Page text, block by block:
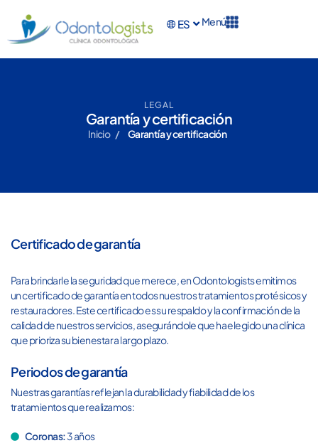
ES
EN Menú
LEGAL
Garantía y certificación
Inicio / Garantía y certificación
Certificado de garantía
Para brindarle la seguridad que merece, en Odontologists emitimos
un certificado de garantía en todos nuestros tratamientos protésicos y
restauradores. Este certificado es su respaldo y la confirmación de la
calidad de nuestros servicios, asegurándole que ha elegido una clínica
que prioriza su bienestar a largo plazo.
Periodos de garantía
Nuestras garantías reflejan la durabilidad y fiabilidad de los
tratamientos que realizamos:
Coronas:3 años